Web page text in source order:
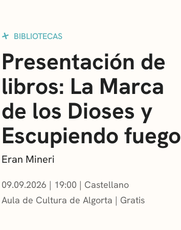
BIBLIOTECAS
Presentación de
libros: La Marca
de los Dioses y
Escupiendo fuego
Eran Mineri
09.09.2026 | 19:00
Castellano
Aula de Cultura de Algorta
Gratis